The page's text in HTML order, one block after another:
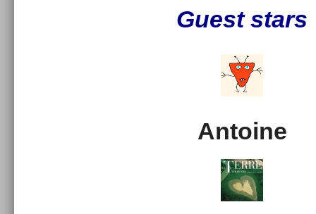
Guest stars
An­toine